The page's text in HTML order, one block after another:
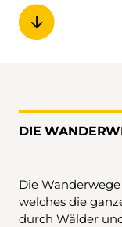
DIE
Die
welches die
durch Wälder